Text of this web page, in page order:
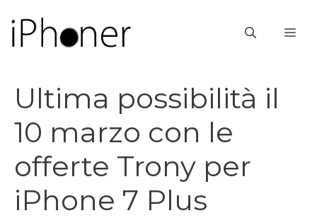
contenuto
Ultima possibilità il
10 marzo con le
offerte Trony per
iPhone 7 Plus